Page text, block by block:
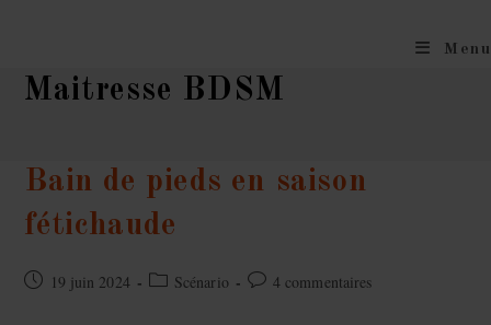
Menu
Maitresse BDSM
Bain de pieds en saison
fétichaude
Publication
19 juin 2024
Post Scénario
Commentaires
4 commentaires